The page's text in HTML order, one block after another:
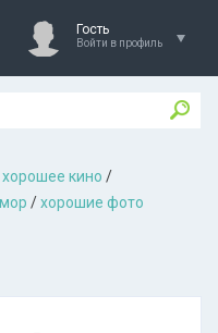
Гость
Войти в профиль
хорошее кино /
/хорошие фото